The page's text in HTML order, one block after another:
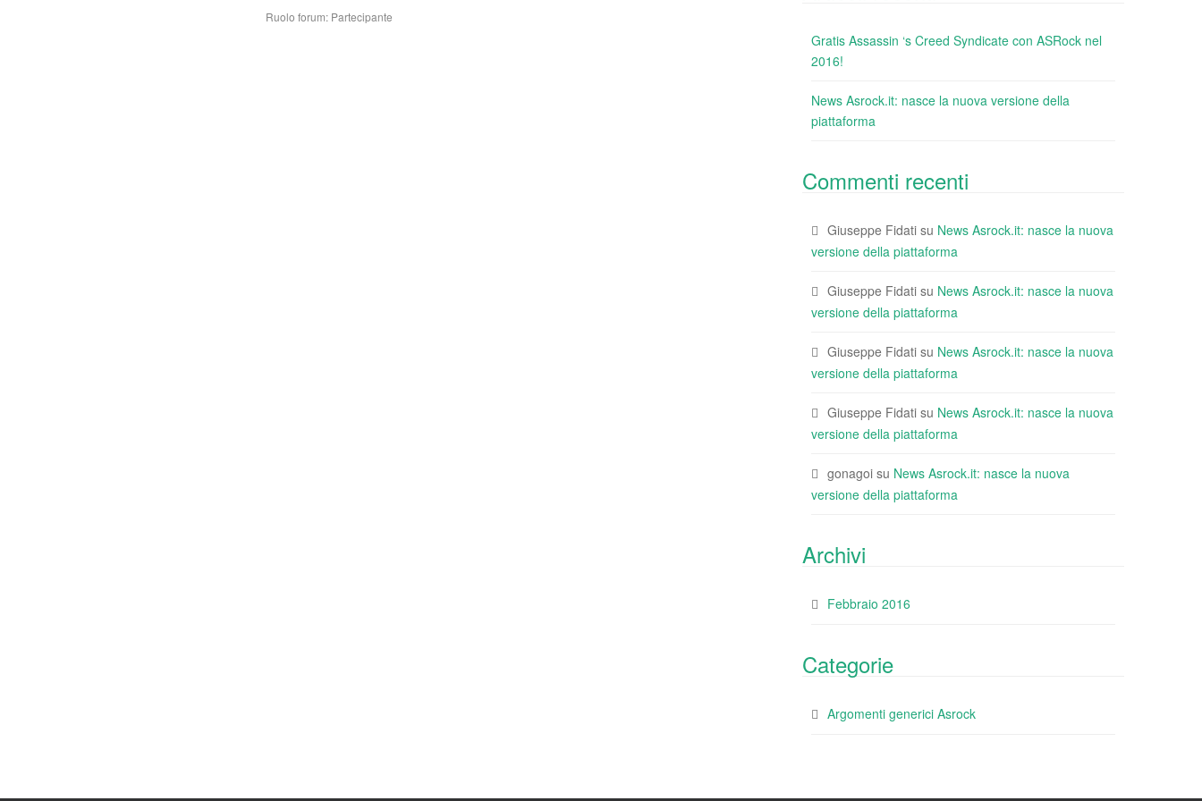
Ruolo forum: Partecipante
Gratis Assassin ‘s Creed Syndicate con ASRock nel
2016!
News Asrock.it: nasce la nuova versione della
piattaforma
Commenti recenti
Giuseppe Fidati su News Asrock.it: nasce la nuova
versione della piattaforma
Giuseppe Fidati su News Asrock.it: nasce la nuova
versione della piattaforma
Giuseppe Fidati su News Asrock.it: nasce la nuova
versione della piattaforma
Giuseppe Fidati su News Asrock.it: nasce la nuova
versione della piattaforma
gonagoi su News Asrock.it: nasce la nuova
versione della piattaforma
Archivi
Febbraio 2016
Categorie
Argomenti generici Asrock